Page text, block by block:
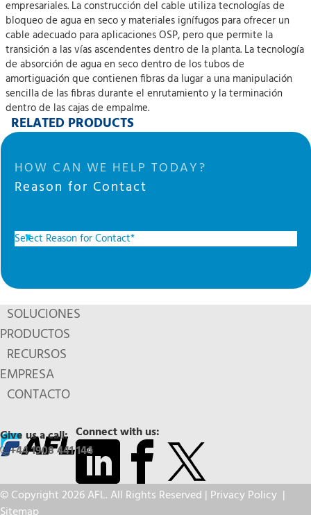
empresariales. La construcción del cable utiliza tecnologías de
bloqueo de agua en seco y materiales ignífugos para ofrecer un
cable adecuado para aplicaciones OSP, pero que permite la
transición a las vías ascendentes dentro de la planta. La tecnología
de absorción de agua en seco dentro de los tubos de
amortiguación que contienen fibras da lugar a una manipulación
sencilla de las fibras durante el enrutamiento y la terminación
dentro de las cajas de empalme.
RELATED PRODUCTS
HOW CAN WE HELP TODAY?
Reason for Contact
SOLUCIONES
PRODUCTOS
RECURSOS
EMPRESA
CONTACTO
Connect with us:
Give us a call:
+44 1908 441 144
© Copyright 2026 AFL. All Rights Reserved | Privacy Policy |